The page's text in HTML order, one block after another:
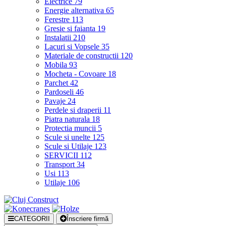
Energie alternativa 65
Ferestre 113
Gresie si faianta 19
Instalatii 210
Lacuri si Vopsele 35
Materiale de constructii 120
Mobila 93
Mocheta - Covoare 18
Parchet 42
Pardoseli 46
Pavaje 24
Perdele si draperii 11
Piatra naturala 18
Protectia muncii 5
Scule si unelte 125
Scule si Utilaje 123
SERVICII 112
Transport 34
Usi 113
Utilaje 106
CATEGORII Înscriere firmă